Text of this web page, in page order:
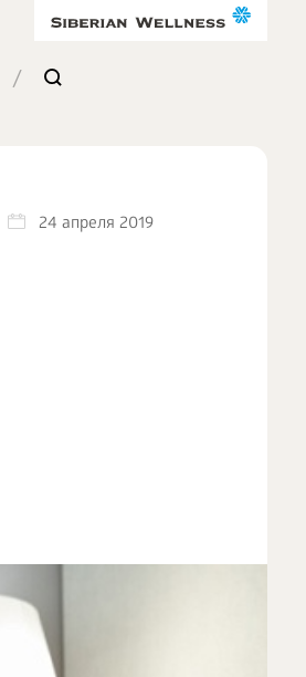
/
24 апреля 2019